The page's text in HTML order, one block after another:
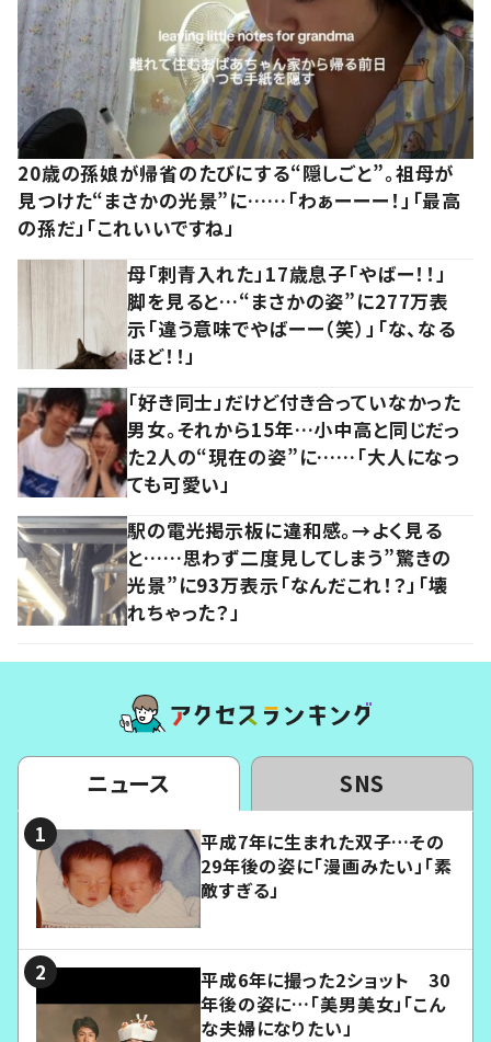
20歳の孫娘が帰省のたびにする“隠しごと”。祖母が
見つけた“まさかの光景”に……「わぁーーー！」「最高
の孫だ」「これいいですね」
母「刺青入れた」17歳息子「やばー！！」
脚を見ると…“まさかの姿”に277万表
示「違う意味でやばーー（笑）」「な、なる
ほど！！」
「好き同士」だけど付き合っていなかった
男女。それから15年…小中高と同じだっ
た2人の“現在の姿”に……「大人になっ
ても可愛い」
駅の電光掲示板に違和感。→よく見る
と……思わず二度見してしまう”驚きの
光景”に93万表示「なんだこれ！？」「壊
れちゃった？」
ニュース SNS
平成7年に生まれた双子…その
29年後の姿に「漫画みたい」「素
敵すぎる」
平成6年に撮った2ショット 30
年後の姿に…「美男美女」「こん
な夫婦になりたい」